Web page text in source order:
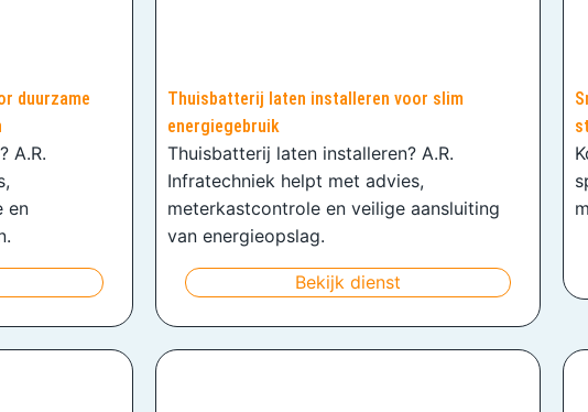
duurzame
A.R.
en
Thuisbatterij laten installeren voor slim
energiegebruik
Thuisbatterij laten installeren? A.R.
Infratechniek helpt met advies,
meterkastcontrole en veilige aansluiting
van energieopslag.
Bekijk dienst